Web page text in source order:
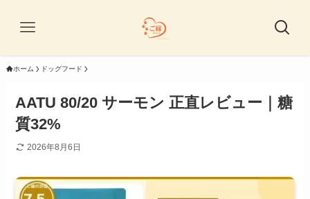
ホーム ドッグフード
AATU 80/20 サーモン 正直レビュー｜糖
質32%
2026年8月6日